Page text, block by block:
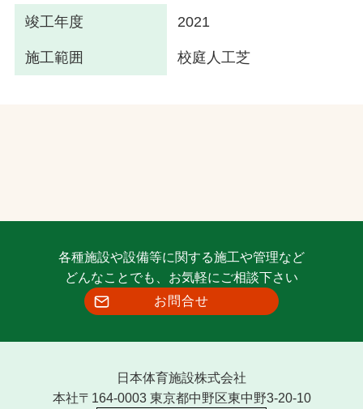
竣工年度 2021
施工範囲 校庭人工芝
各種施設や設備等に関する施工や管理など
どんなことでも、お気軽にご相談下さい
お問合せ
日本体育施設株式会社
本社〒164-0003 東京都中野区東中野3-20-10